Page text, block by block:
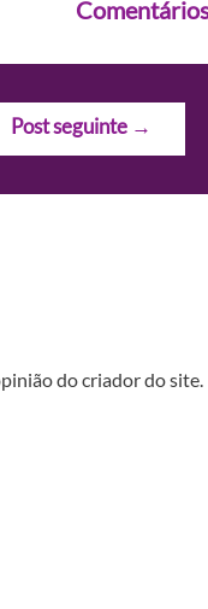
Post seguinte →
do criador do site.